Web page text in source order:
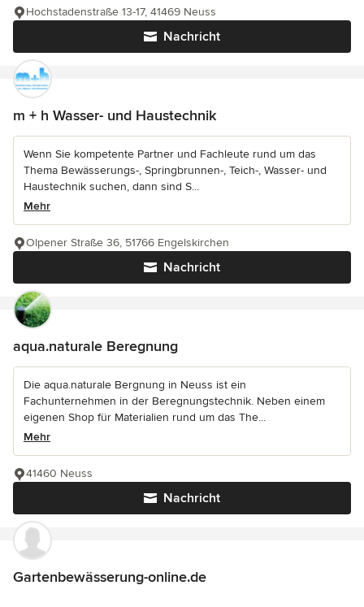
Nachricht
Hochstadenstraße 13-17, 41469 Neuss
m + h Wasser- und Haustechnik
Wenn Sie kompetente Partner und Fachleute rund um das
Thema Bewässerungs-, Springbrunnen-, Teich-, Wasser- und
Haustechnik suchen, dann sind S...
Mehr
Nachricht
Olpener Straße 36, 51766 Engelskirchen
aqua.naturale Beregnung
Die aqua.naturale Bergnung in Neuss ist ein
Fachunternehmen in der Beregnungstechnik. Neben einem
eigenen Shop für Materialien rund um das The...
Mehr
Nachricht
41460 Neuss
Gartenbewässerung-online.de